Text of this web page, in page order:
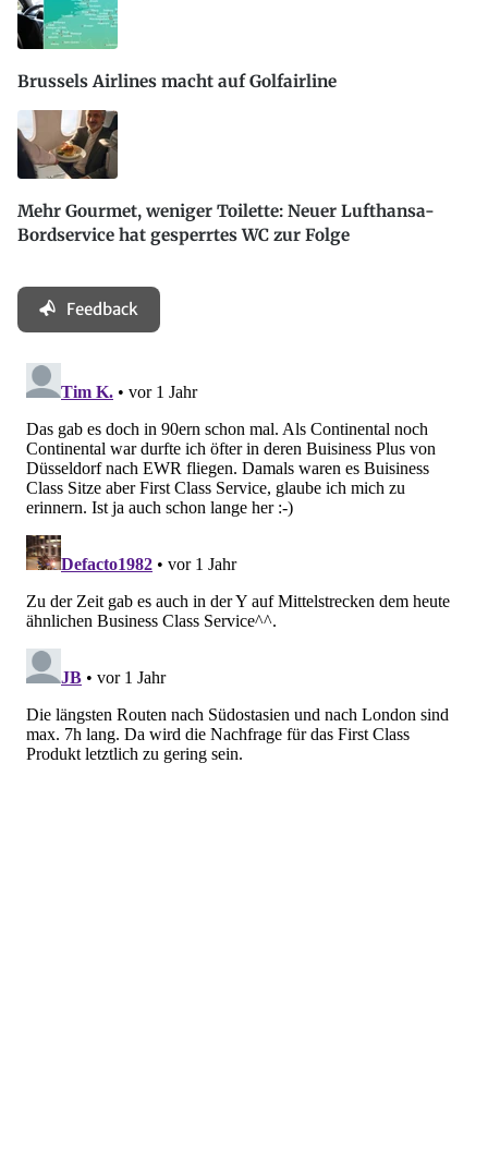
Brussels Airlines macht auf Golfairline
Mehr Gourmet, weniger Toilette: Neuer Lufthansa-
Bordservice hat gesperrtes WC zur Folge
Feedback